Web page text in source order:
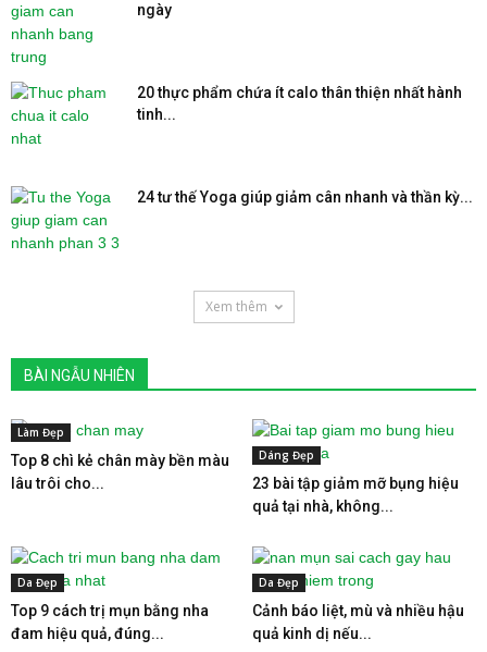
ngày
20 thực phẩm chứa ít calo thân thiện nhất hành
tinh...
24 tư thế Yoga giúp giảm cân nhanh và thần kỳ...
Xem thêm
BÀI NGẪU NHIÊN
Làm Đẹp
Top 8 chì kẻ chân mày bền màu
lâu trôi cho...
Dáng Đẹp
23 bài tập giảm mỡ bụng hiệu
quả tại nhà, không...
Da Đẹp
Top 9 cách trị mụn bằng nha
đam hiệu quả, đúng...
Da Đẹp
Cảnh báo liệt, mù và nhiều hậu
quả kinh dị nếu...